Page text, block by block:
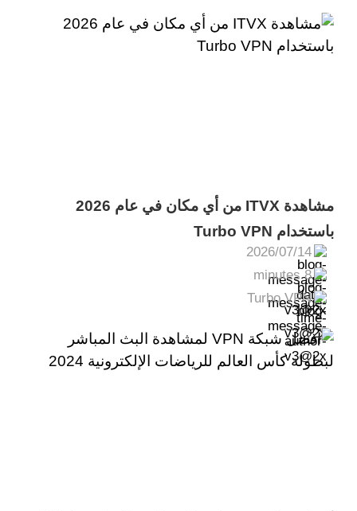
2026/07/14
8 minutes
Turbo VPN
مشاهدة ITVX من أي مكان في عام 2026
باستخدام Turbo VPN